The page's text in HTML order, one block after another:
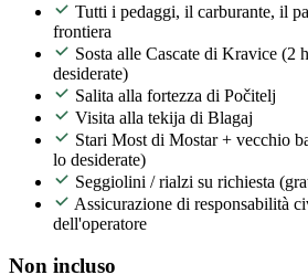
Tutti i pedaggi, il carburante, il
frontiera
Sosta alle Cascate di Kravice (2
desiderate)
Salita alla fortezza di Počitelj
Visita alla tekija di Blagaj
Stari Most di Mostar + vecchio
lo desiderate)
Seggiolini / rialzi su richiesta
Assicurazione di responsabilità
dell'operatore
Non incluso